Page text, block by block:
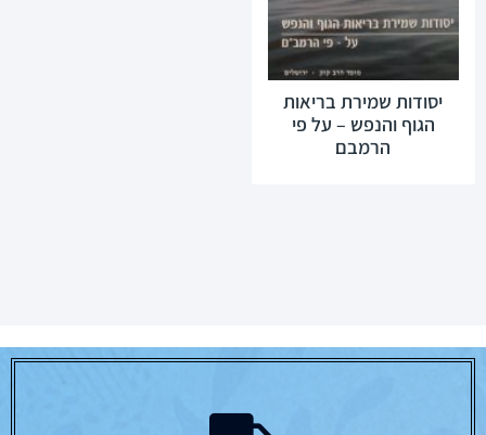
יסודות שמירת בריאות
הגוף והנפש – על פי
הרמבם